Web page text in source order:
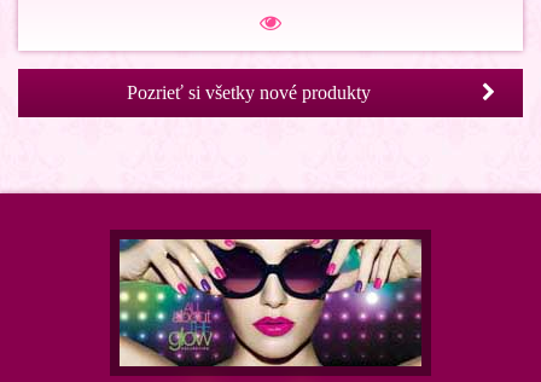
3D karusel korytnačka 48ks
Pozrieť si všetky nové produkty